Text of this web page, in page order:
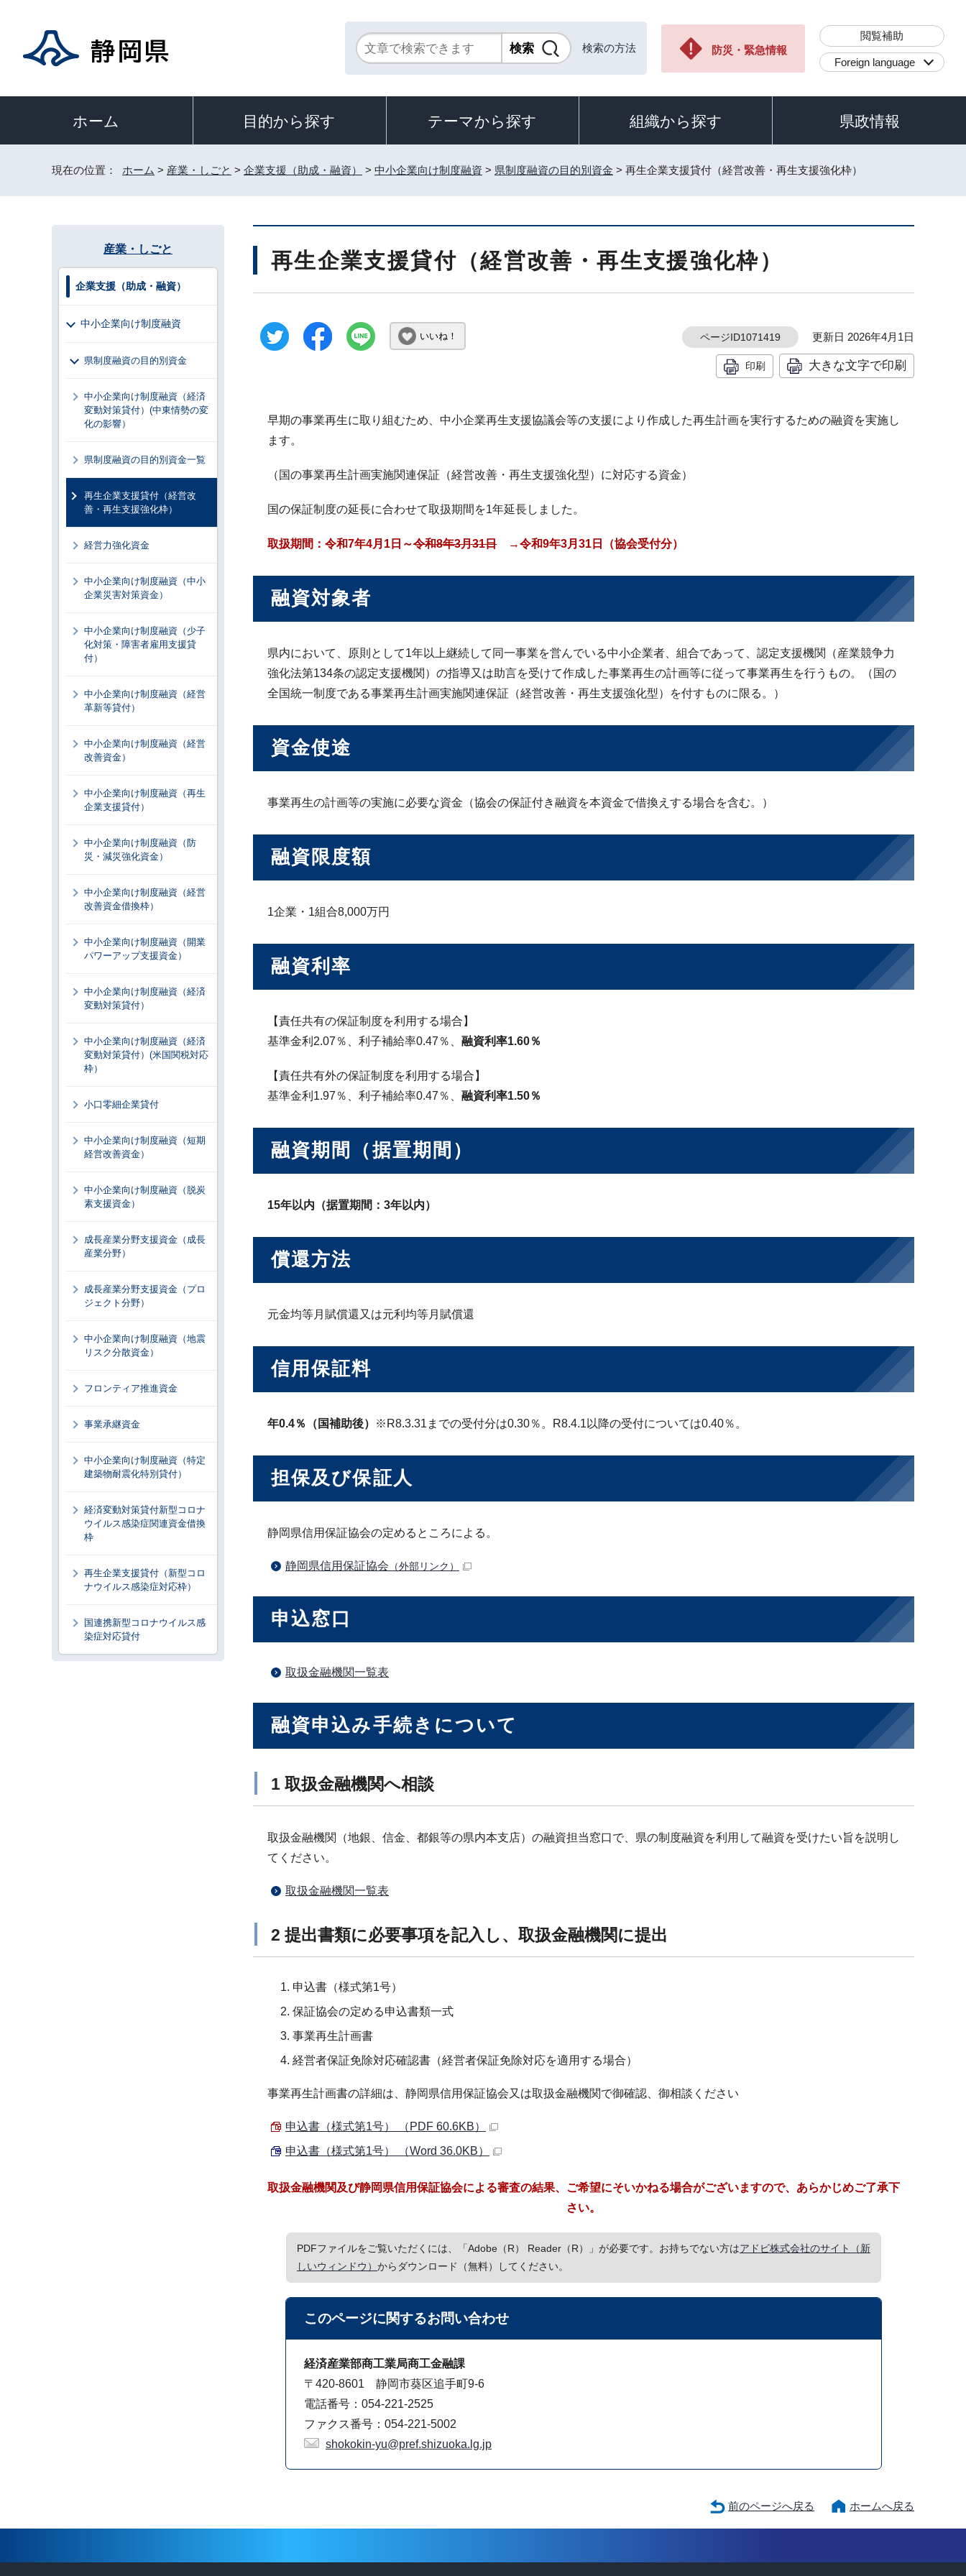
検索の方法 防災・緊急情報
閲覧補助
Foreign language
ホーム 目的から探す テーマから探す 組織から探す 県政情報
現在の位置： ホーム > 産業・しごと > 企業支援（助成・融資） > 中小企業向け制度融資 > 県制度融資の目的別資金 > 再生企業支援貸付（経営改善・再生支援強化枠）
再生企業支援貸付（経営改善・再生支援強化枠）
いいね！ ページID1071419 更新日 2026年4月1日
印刷 大きな文字で印刷
早期の事業再生に取り組むため、中小企業再生支援協議会等の支援により作成した再生計画を実行するための融資を実施し
ます。
（国の事業再生計画実施関連保証（経営改善・再生支援強化型）に対応する資金）
国の保証制度の延長に合わせて取扱期間を1年延長しました。
取扱期間：令和7年4月1日～令和8年3月31日 →令和9年3月31日 （協会受付分）
融資対象者
県内において、原則として1年以上継続して同一事業を営んでいる中小企業者、組合であって、認定支援機関（産業競争力
強化法第134条の認定支援機関）の指導又は助言を受けて作成した事業再生の計画等に従って事業再生を行うもの。（国の
全国統一制度である事業再生計画実施関連保証（経営改善・再生支援強化型）を付すものに限る。）
資金使途
事業再生の計画等の実施に必要な資金（協会の保証付き融資を本資金で借換えする場合を含む。）
融資限度額
1企業・1組合8,000万円
融資利率
【責任共有の保証制度を利用する場合】
基準金利2.07％、利子補給率0.47％、 融資利率1.60％
【責任共有外の保証制度を利用する場合】
基準金利1.97％、利子補給率0.47％、 融資利率1.50％
融資期間（据置期間）
15年以内（据置期間：3年以内）
償還方法
元金均等月賦償還又は元利均等月賦償還
信用保証料
年0.4％（国補助後） ※R8.3.31までの受付分は0.30％。R8.4.1以降の受付については0.40％。
担保及び保証人
静岡県信用保証協会の定めるところによる。
静岡県信用保証協会 （外部リンク）
申込窓口
取扱金融機関一覧表
融資申込み手続きについて
1 取扱金融機関へ相談
取扱金融機関（地銀、信金、都銀等の県内本支店）の融資担当窓口で、県の制度融資を利用して融資を受けたい旨を説明し
てください。
取扱金融機関一覧表
2 提出書類に必要事項を記入し、取扱金融機関に提出
申込書（様式第1号）
保証協会の定める申込書類一式
事業再生計画書
経営者保証免除対応確認書（経営者保証免除対応を適用する場合）
事業再生計画書の詳細は、静岡県信用保証協会又は取扱金融機関で御確認、御相談ください
申込書（様式第1号） （PDF 60.6KB）
申込書（様式第1号） （Word 36.0KB）
取扱金融機関及び静岡県信用保証協会による審査の結果、ご希望にそいかねる場合がございますので、あらかじめご了承下
さい。
PDFファイルをご覧いただくには、「Adobe（R） Reader（R）」が必要です。お持ちでない方はアドビ株式会社のサイト（新
しいウィンドウ） からダウンロード（無料）してください。
このページに関するお問い合わせ
経済産業部商工業局商工金融課
〒420-8601 静岡市葵区追手町9-6
電話番号：054-221-2525
ファクス番号：054-221-5002
shokokin-yu@pref.shizuoka.lg.jp
産業・しごと
企業支援（助成・融資）
中小企業向け制度融資
県制度融資の目的別資金
中小企業向け制度融資（経済
変動対策貸付）(中東情勢の変
化の影響）
県制度融資の目的別資金一覧
再生企業支援貸付（経営改
善・再生支援強化枠）
経営力強化資金
中小企業向け制度融資（中小
企業災害対策資金）
中小企業向け制度融資（少子
化対策・障害者雇用支援貸
付）
中小企業向け制度融資（経営
革新等貸付）
中小企業向け制度融資（経営
改善資金）
中小企業向け制度融資（再生
企業支援貸付）
中小企業向け制度融資（防
災・減災強化資金）
中小企業向け制度融資（経営
改善資金借換枠）
中小企業向け制度融資（開業
パワーアップ支援資金）
中小企業向け制度融資（経済
変動対策貸付）
中小企業向け制度融資（経済
変動対策貸付）(米国関税対応
枠）
小口零細企業貸付
中小企業向け制度融資（短期
経営改善資金）
中小企業向け制度融資（脱炭
素支援資金）
成長産業分野支援資金（成長
産業分野）
成長産業分野支援資金（プロ
ジェクト分野）
中小企業向け制度融資（地震
リスク分散資金）
フロンティア推進資金
事業承継資金
中小企業向け制度融資（特定
建築物耐震化特別貸付）
経済変動対策貸付新型コロナ
ウイルス感染症関連資金借換
枠
再生企業支援貸付（新型コロ
ナウイルス感染症対応枠）
国連携新型コロナウイルス感
染症対応貸付
前のページへ戻る ホームへ戻る